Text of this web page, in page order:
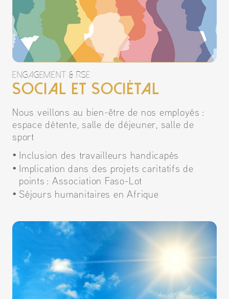
engagement & rse
Social et sociétal
Nous veillons au bien-être de nos employés :
espace détente, salle de déjeuner, salle de
sport
Inclusion des travailleurs handicapés
Implication dans des projets caritatifs de
points : Association Faso-Lot
Séjours humanitaires en Afrique